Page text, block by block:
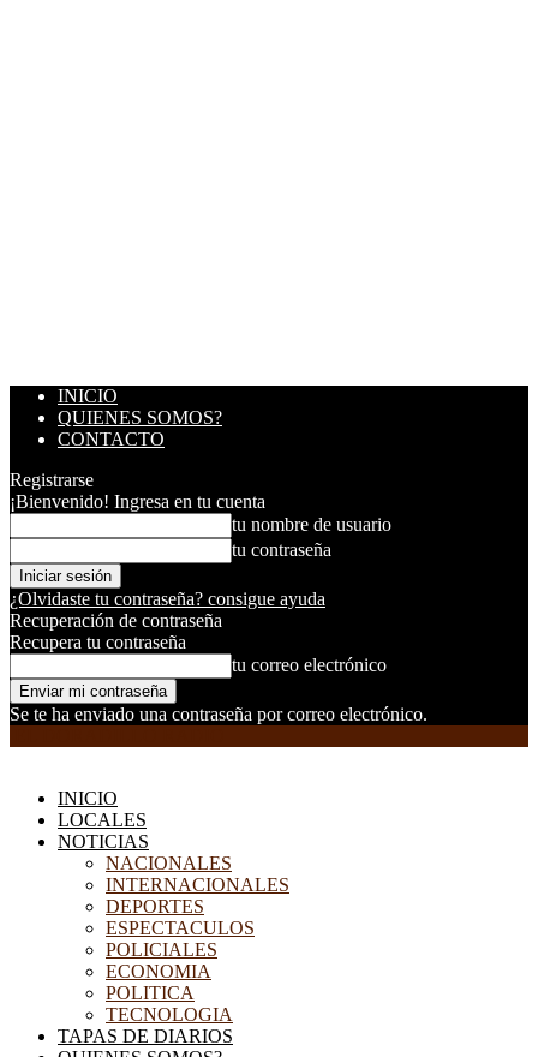
INICIO
QUIENES SOMOS?
CONTACTO
Registrarse
¡Bienvenido! Ingresa en tu cuenta
tu nombre de usuario
tu contraseña
¿Olvidaste tu contraseña? consigue ayuda
Recuperación de contraseña
Recupera tu contraseña
tu correo electrónico
Se te ha enviado una contraseña por correo electrónico.
INICIO
LOCALES
NOTICIAS
NACIONALES
INTERNACIONALES
DEPORTES
ESPECTACULOS
POLICIALES
ECONOMIA
POLITICA
TECNOLOGIA
TAPAS DE DIARIOS